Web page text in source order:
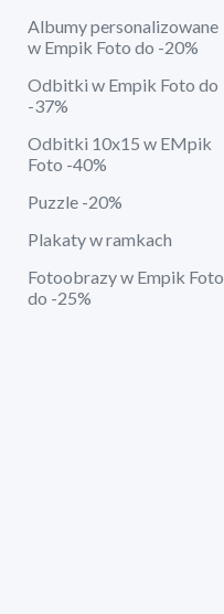
Albumy personalizowane
w Empik Foto do -20%
Odbitki w Empik Foto do
-37%
Odbitki 10x15 w EMpik
Foto -40%
Puzzle -20%
Plakaty w ramkach
Fotoobrazy w Empik Foto
do -25%